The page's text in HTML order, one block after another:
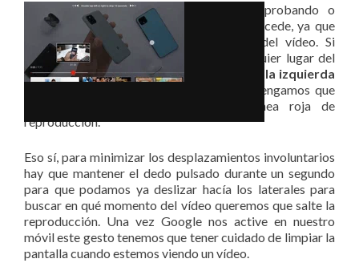
Con el nuevo gesto que Google está probando o
activando de forma escalonada esto no sucede, ya que
traslada este gesto a toda la pantalla del vídeo. Si
mantenemos el dedo pulsando
el cualquier lugar del
vídeo se activará el nuevo gesto «
Desliza a la izquierda
, evitando que tengamos que
deslizar el dedo sobre la delgada línea roja de
reproducción.
Eso sí, para minimizar los desplazamientos involuntarios
hay que mantener el dedo pulsado durante un segundo
para que podamos ya deslizar hacía los laterales para
buscar en qué momento del vídeo queremos que salte la
reproducción. Una vez Google nos active en nuestro
móvil este gesto tenemos que tener cuidado de limpiar la
pantalla cuando estemos viendo un vídeo.